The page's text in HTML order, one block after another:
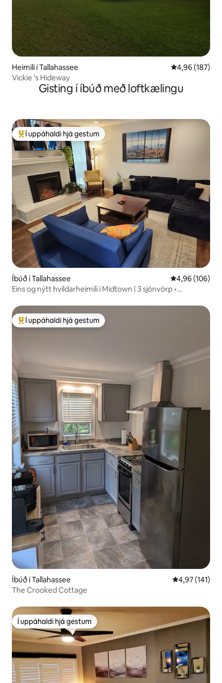
Heimili í Tallahassee 4,96 af 5 í
4,96 (187)
Vickie 's Hideway
Gisting í íbúð með loftkælingu
Í mestu uppáhaldi hjá gestum
Í uppáhaldi hjá gestum
Íbúð í Tallahassee 4,96 af 5 í
4,96 (106)
Eins og nýtt hvíldarheimili í Midtown | 3 sjónvörp •
Í mestu uppáhaldi hjá gestum
Í uppáhaldi hjá gestum
Íbúð í Tallahassee 4,97 af 5 í
4,97 (141)
The Crooked Cottage
Í uppáhaldi hjá gestum
Í uppáhaldi hjá gestum